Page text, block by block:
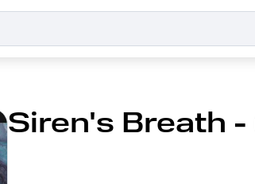
Siren's Breath